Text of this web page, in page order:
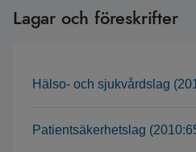
Lagar och föreskrifter
Hälso- och sjukvårdslag
Patientsäkerhetslag